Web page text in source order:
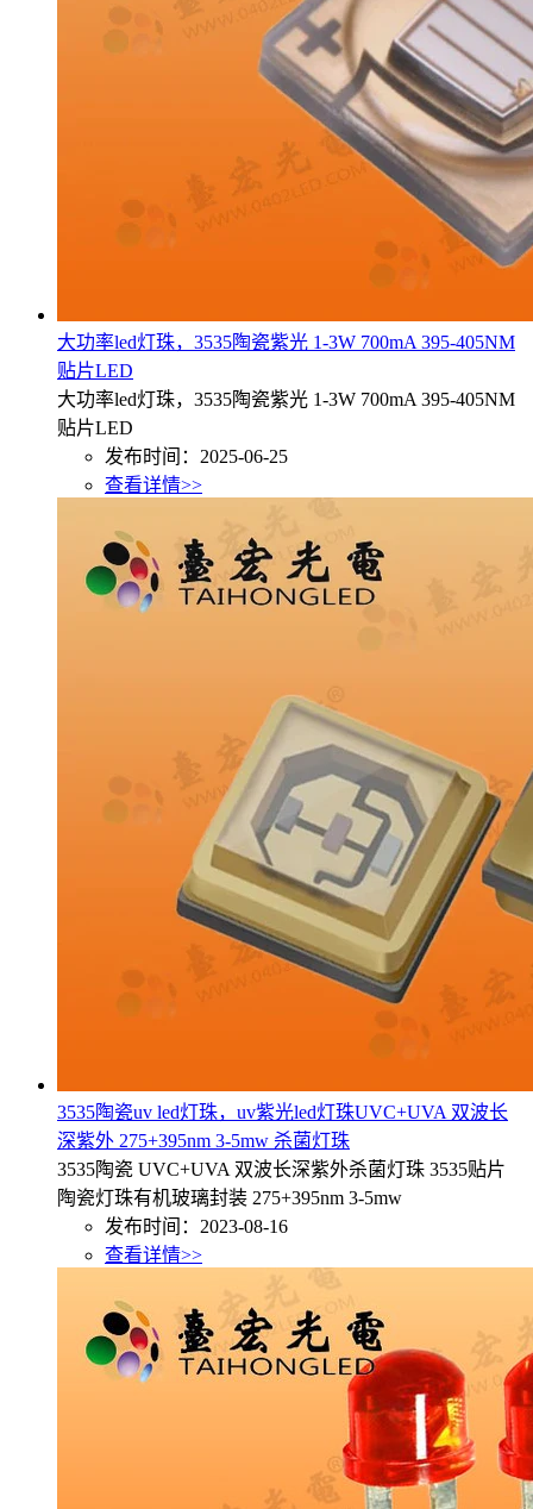
大功率led灯珠，3535陶瓷紫光 1-3W 700mA 395-405NM
贴片LED
大功率led灯珠，3535陶瓷紫光 1-3W 700mA 395-405NM
贴片LED
发布时间：2025-06-25
查看详情>>
3535陶瓷uv led灯珠，uv紫光led灯珠UVC+UVA 双波长
深紫外 275+395nm 3-5mw 杀菌灯珠
3535陶瓷 UVC+UVA 双波长深紫外杀菌灯珠 3535贴片
陶瓷灯珠有机玻璃封装 275+395nm 3-5mw
发布时间：2023-08-16
查看详情>>